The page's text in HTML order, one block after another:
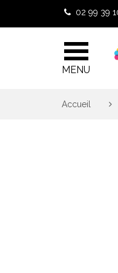
02 99 39
MENU
Accueil